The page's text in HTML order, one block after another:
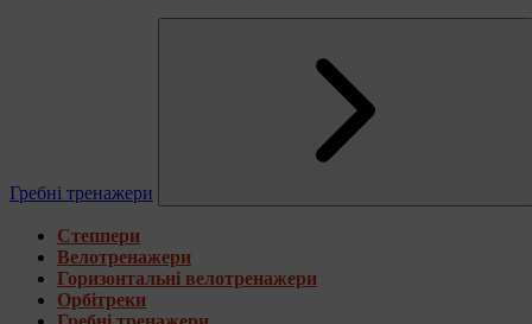
Гребні тренажери
Степпери
Велотренажери
Горизонтальні велотренажери
Орбітреки